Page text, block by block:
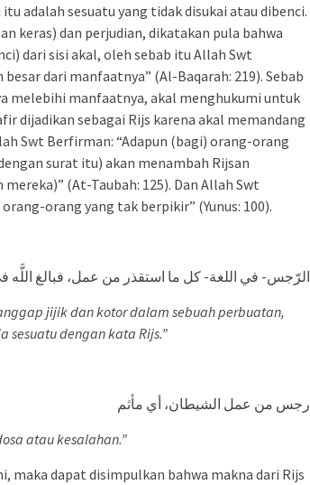
adalah sesuatu yang tidak disukai atau dibenci.
keras) dan perjudian, dikatakan pula bahwa
dari sisi akal, oleh sebab itu Allah Swt
dari manfaatnya” (Al-Baqarah: 219). Sebab
melebihi manfaatnya, akal menghukumi untuk
dijadikan sebagai Rijs karena akal memandang
Swt Berfirman: “Adapun (bagi) orang-orang
surat itu) akan menambah Rijsan
(At-Taubah: 125). Dan Allah Swt
orang yang tak berpikir” (Yunus: 100).
الرّجس- في اللغة- كل ما استقذر من عمل، فبالغ اللَّه
jijik dan kotor dalam sebuah perbuatan,
sesuatu dengan kata Rijs.”
رجس من عمل الشيطان، أي مأثم
atau kesalahan.”
maka dapat disimpulkan bahwa makna dari Rijs